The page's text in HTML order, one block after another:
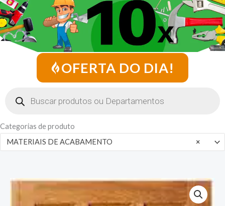
OFERTA DO DIA!
Categorias de produto
×
MATERIAIS DE ACABAMENTO